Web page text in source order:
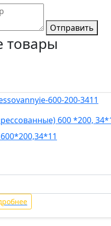
Отправить
товары
600 *200,
600*200,34*11